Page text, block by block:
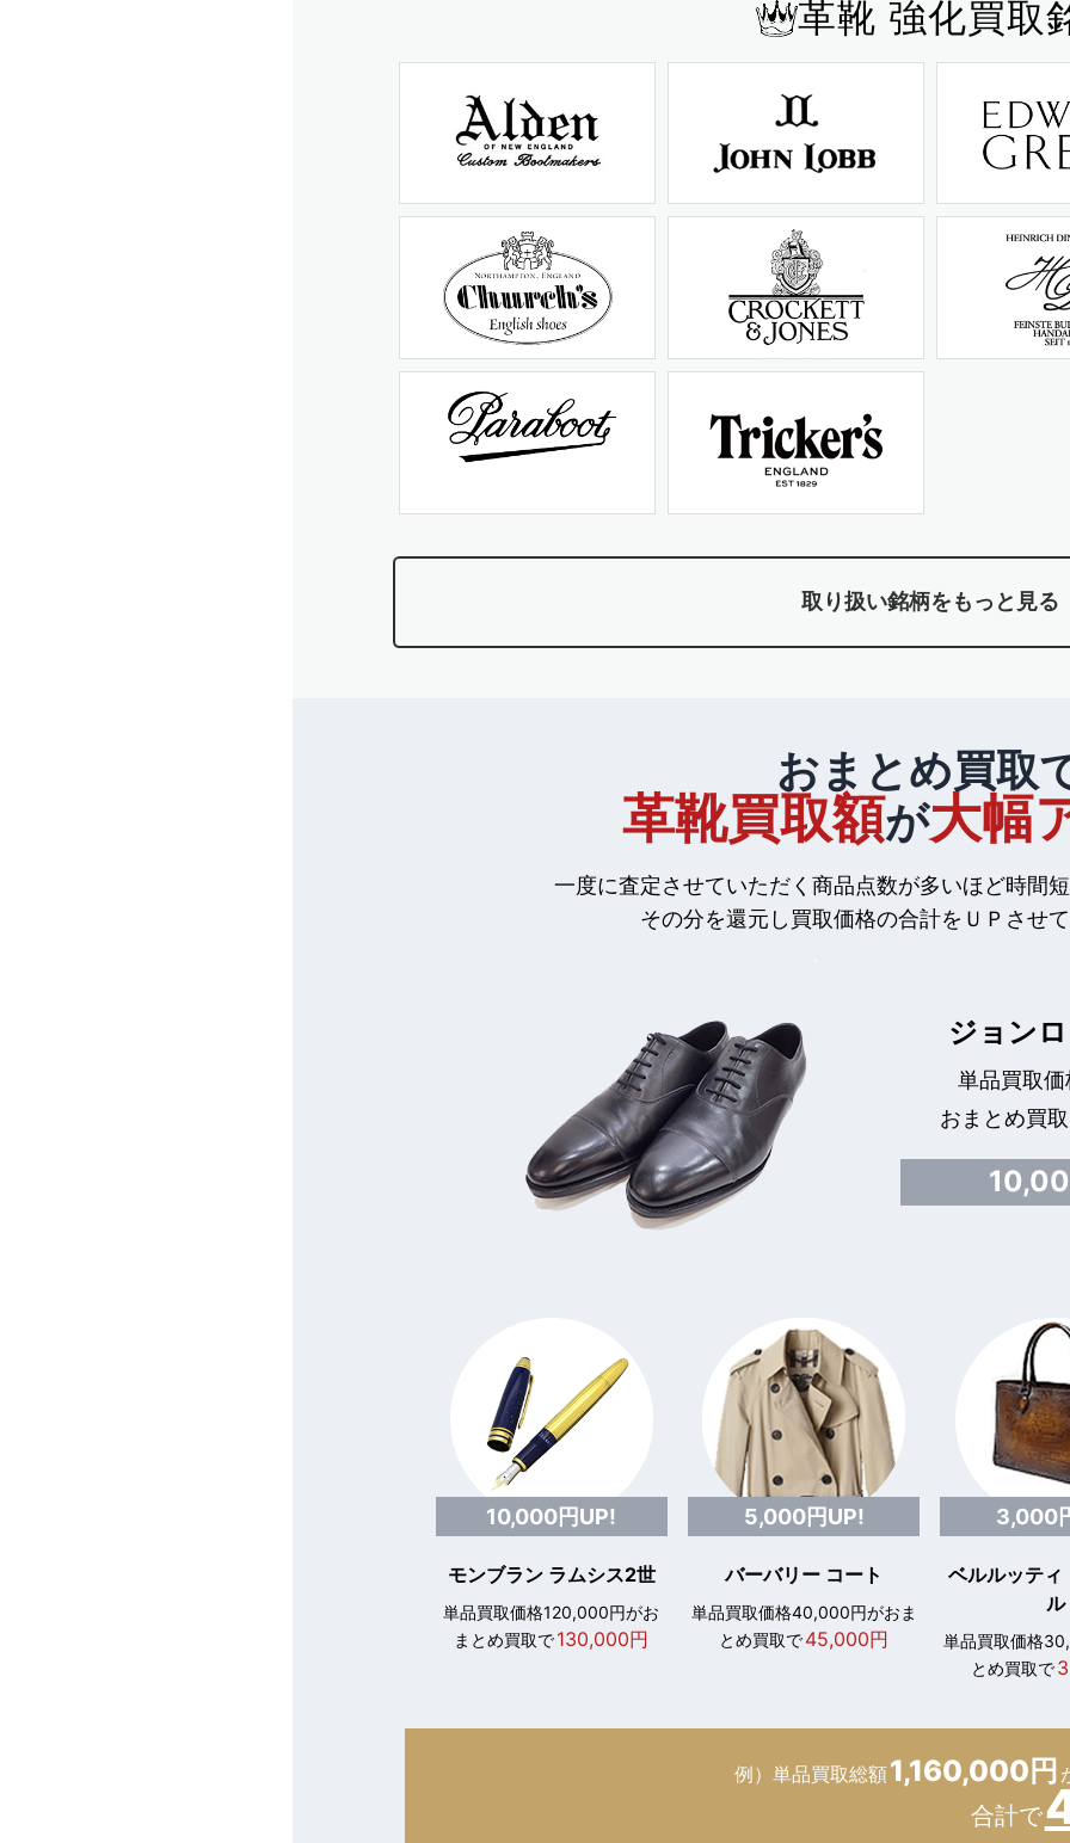
革靴 強化買取
取り扱い銘柄をもっと見る
おまとめ買取
革靴買取額が大幅
一度に査定させていただく商品点数が多いほど時間
その分を還元し買取価格の合計をＵＰさせ
ジョン
単品買取
おまとめ買
10,000円UP!
モンブラン ラムシス2世
単品買取価格120,000円がお
まとめ買取で130,000円
5,000円UP!
バーバリー コート
単品買取価格40,000円がおま
とめ買取で45,000円
3,000
ベルルッティ
ル
単品買取価格
とめ買取で
例）単品買取総額1,160,000円
合計で